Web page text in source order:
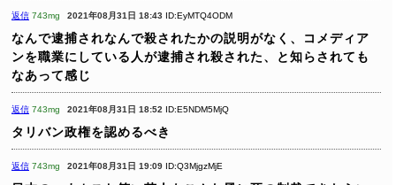
返信 743mg 2021年08月31日 18:43 ID:EyMTQ4ODM
なんで逮捕されなんで殺されたかの説明がなく、コメディア
ンを職業にしている人が逮捕され殺された、と知らされても
なあって感じ
返信 743mg 2021年08月31日 18:52 ID:E5NDM5MjQ
タリバン政権を認めるべき
返信 743mg 2021年08月31日 19:09 ID:Q3MjgzMjE